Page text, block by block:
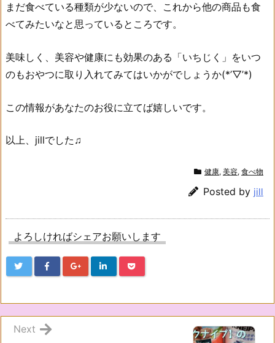
まだ食べている種類が少ないので、これから他の商品も食
べてみたいなと思っているところです。
美味しく、美容や健康にも効果のある「いちじく」をいつ
のもおやつに取り入れてみてはいかがでしょうか(*’▽’*)
この情報があなたのお役に立てば嬉しいです。
以上、jillでした♫
健康, 美容, 食べ物
Posted by jill
よろしければシェアお願いします
Next